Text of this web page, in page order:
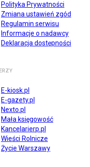
Polityka Prywatności
Zmiana ustawień zgód
Regulamin serwisu
Informacje o nadawcy
Deklaracja dostępności
E-kiosk.pl
E-gazety.pl
Nexto.pl
Mała księgowość
Kancelarierp.pl
Wieści Rolnicze
Życie Warszawy